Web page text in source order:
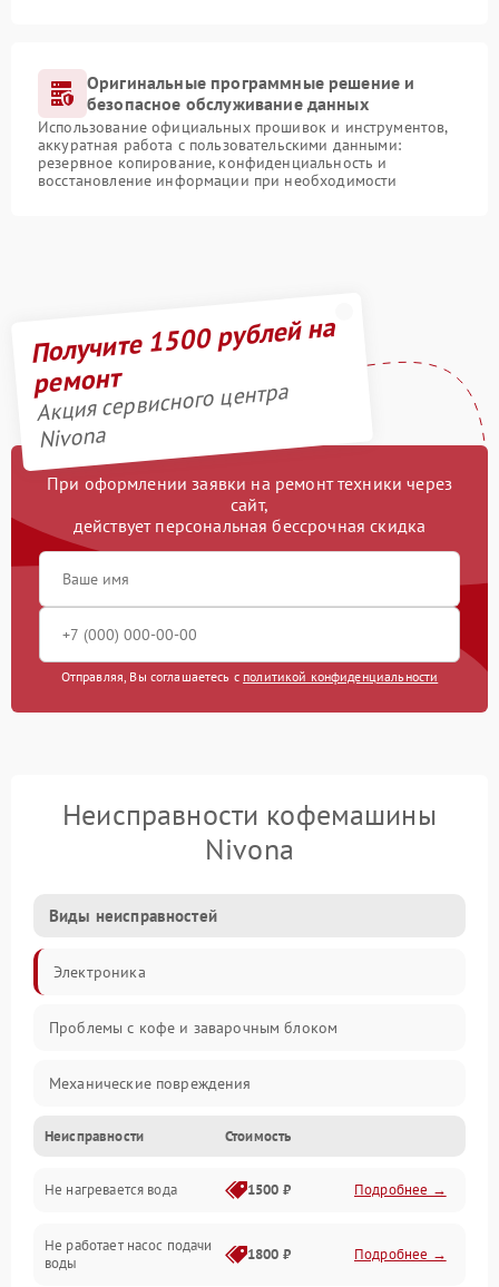
Оригинальные программные решение и
безопасное обслуживание данных
Использование официальных прошивок и инструментов,
аккуратная работа с пользовательскими данными:
резервное копирование, конфиденциальность и
восстановление информации при необходимости
Получите 1500 рублей на
ремонт
Акция сервисного центра
Nivona
При оформлении заявки на ремонт техники через
сайт,
действует персональная бессрочная скидка
Отправляя, Вы соглашаетесь с политикой конфиденциальности
Неисправности кофемашины
Nivona
Виды неисправностей
Электроника
Проблемы с кофе и заварочным блоком
Механические повреждения
Прочие неисправности
Включение и работа
Проблемы с водой
Неисправности Стоимость
Не нагревается вода 1500 ₽ Подробнее →
Не работает насос подачи
воды
1800 ₽ Подробнее →